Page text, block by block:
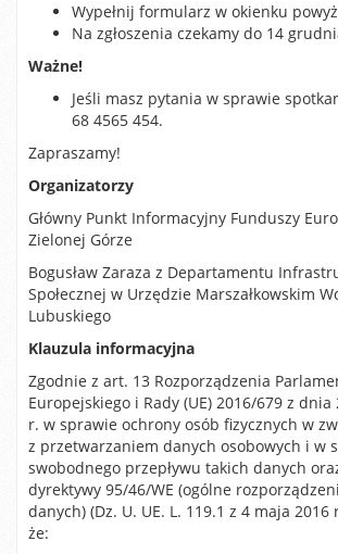
Wypełnij formularz w okienku
Na zgłoszenia czekamy do 14
Ważne!
Jeśli masz pytania w sprawie
68 4565 454.
Zapraszamy!
Organizatorzy
Główny Punkt Informacyjny Funduszy
Zielonej Górze
Bogusław Zaraza z Departamentu
Społecznej w Urzędzie Marszałkowskim
Lubuskiego
Klauzula informacyjna
Zgodnie z art. 13 Rozporządzenia
Europejskiego i Rady (UE) 2016/679 z
r. w sprawie ochrony osób fizycznych w
z przetwarzaniem danych osobowych i w
swobodnego przepływu takich danych
dyrektywy 95/46/WE (ogólne
danych) (Dz. U. UE. L. 119.1 z 4 maja
że: